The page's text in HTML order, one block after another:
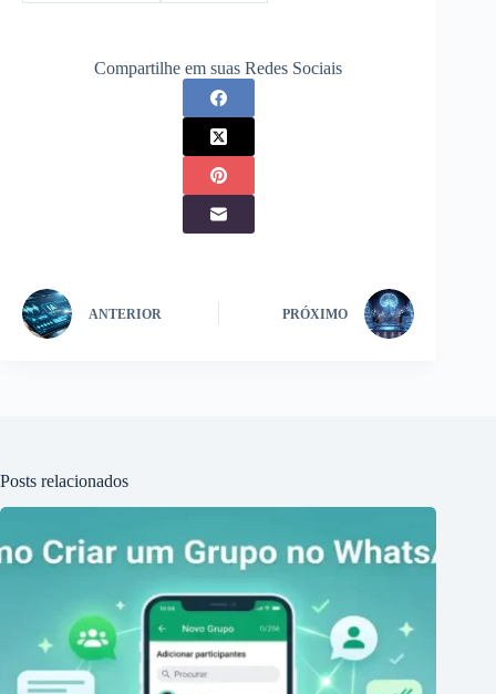
Compartilhe em suas Redes Sociais
ANTERIOR PRÓXIMO
Posts relacionados